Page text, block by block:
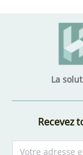
La
Recevez